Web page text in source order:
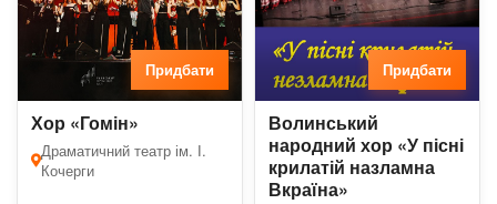
Придбати
Хор «Гомін»
Драматичний театр ім. І.
Кочерги
Придбати
Волинський
народний хор «У пісні
крилатій назламна
Вкраїна»